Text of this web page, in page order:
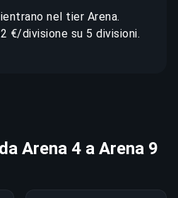
nel tier Arena.
€/divisione su 5 divisioni.
Arena 4 a Arena 9